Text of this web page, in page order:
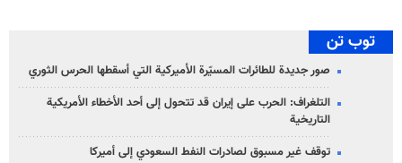
توب تن
صور جديدة للطائرات المسيّرة الأميركية التي أسقطها الحرس الثوري
التلغراف: الحرب على إيران قد تتحول إلى أحد الأخطاء الأمريكية
التاريخية
توقف غير مسبوق لصادرات النفط السعودي إلى أميركا